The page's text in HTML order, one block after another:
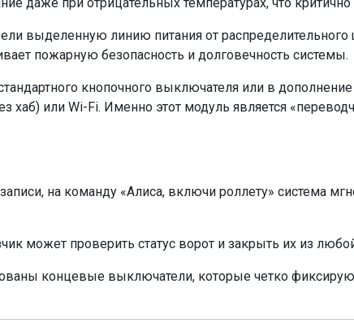
выделенную линию питания от распределительного
пожарную безопасность и долговечность системы.
кнопочного выключателя или в
хаб) или Wi-Fi. Именно этот модуль является
на команду «Алиса, включи роллету» система
может проверить статус ворот и закрыть их из
концевые выключатели, которые четко